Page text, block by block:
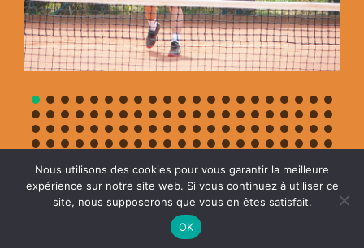
Nous utilisons des cookies pour vous garantir la meilleure
expérience sur notre site web. Si vous continuez à utiliser ce
site, nous supposerons que vous en êtes satisfait.
OK